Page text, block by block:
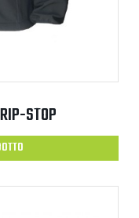
STOP